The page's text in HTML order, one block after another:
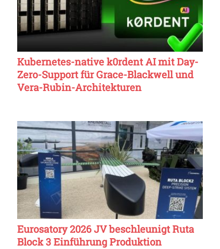
Kubernetes-native k0rdent AI mit Day-
Zero-Support für Grace-Blackwell und
Vera-Rubin-Architekturen
Eurosatory 2026 JV beschleunigt Ruta
Block 3 Einführung Produktion